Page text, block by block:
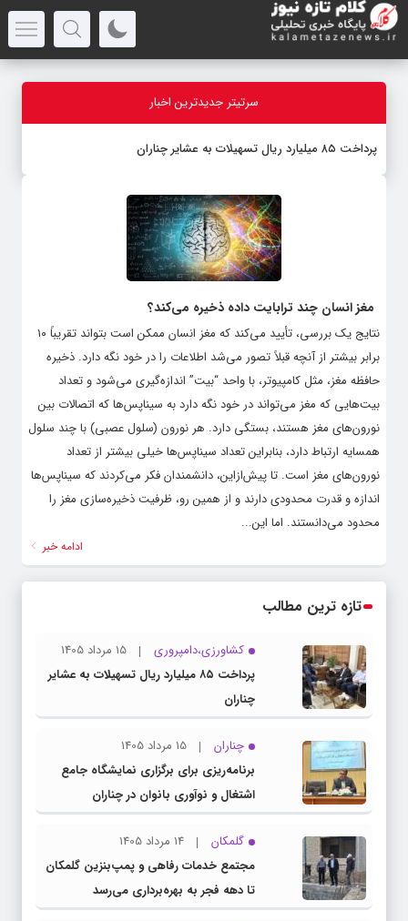
سرتیتر جدیدترین اخبار
پرداخت ۸۵ میلیارد ریال تسهیلات به عشایر چناران
مغز انسان چند ترابایت داده ذخیره می‌کند؟
نتایج یک بررسی، تأیید می‌کند که مغز انسان ممکن است بتواند تقریباً ۱۰
برابر بیشتر از آنچه قبلاً تصور می‌شد اطلاعات را در خود نگه دارد. ذخیره
حافظه مغز، مثل کامپیوتر، با واحد “بیت” اندازه‌گیری می‌شود و تعداد
بیت‌هایی که مغز می‌تواند در خود نگه دارد به سیناپس‌ها که اتصالات بین
نورون‌های مغز هستند، بستگی دارد. هر نورون (سلول عصبی) با چند سلول
همسایه ارتباط دارد، بنابراین تعداد سیناپس‌ها خیلی بیشتر از تعداد
نورون‌های مغز است. تا پیش‌ازاین، دانشمندان فکر می‌کردند که سیناپس‌ها
اندازه و قدرت محدودی دارند و از همین رو، ظرفیت ذخیره‌سازی مغز را
محدود می‌دانستند. اما این...
ادامه خبر
تازه ترین مطالب
کشاورزی،دامپروری
15 مرداد 1405
پرداخت ۸۵ میلیارد ریال تسهیلات به عشایر
چناران
چناران
15 مرداد 1405
برنامه‌ریزی برای برگزاری نمایشگاه جامع
اشتغال و نوآوری بانوان در چناران
گلمکان
14 مرداد 1405
مجتمع خدمات رفاهی و پمپ‌بنزین گلمکان
تا دهه فجر به بهره‌برداری می‌رسد